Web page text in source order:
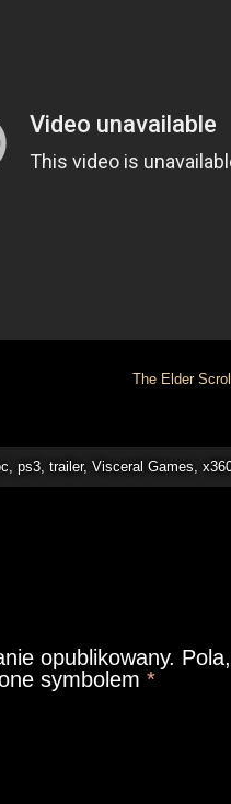
The Elder
ps3 trailer, Visceral Games
opublikowany.
symbolem *